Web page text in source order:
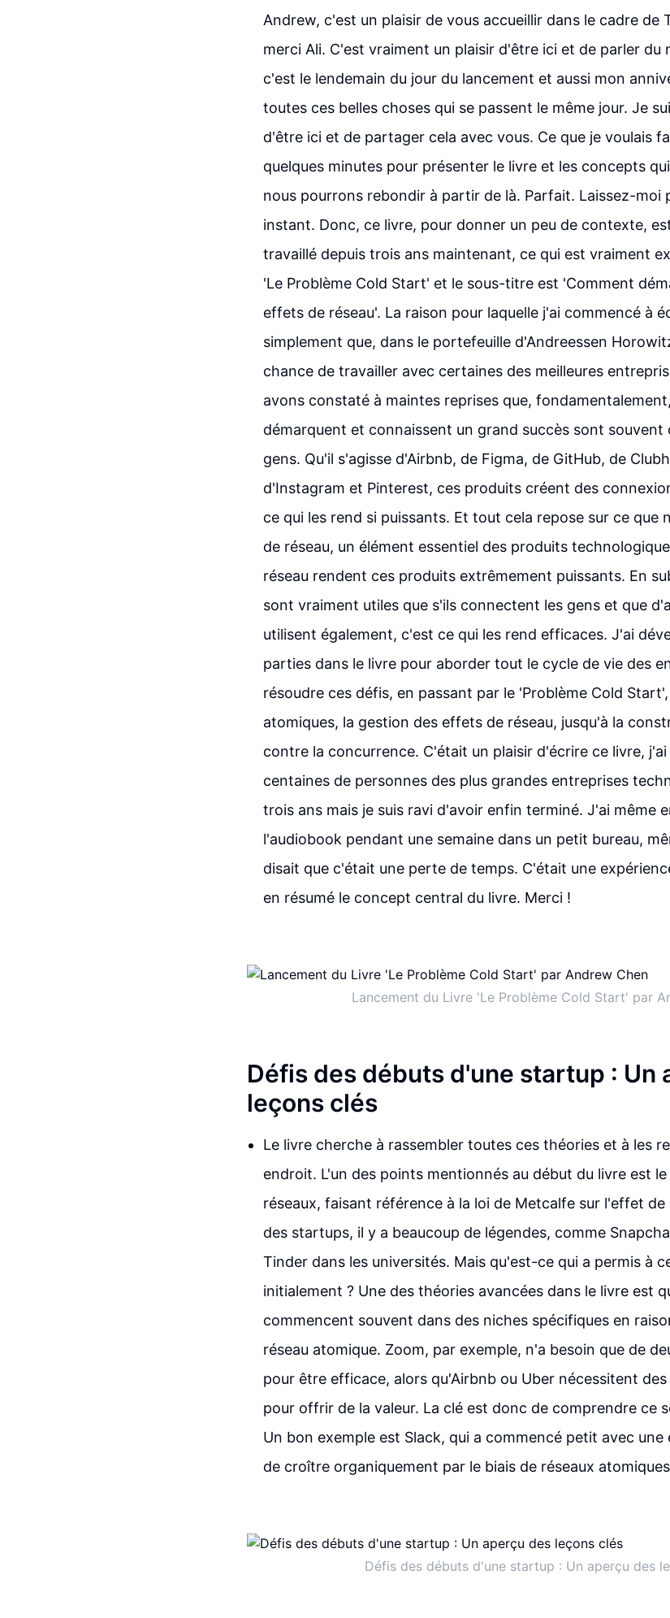
Andrew, c'est un plaisir de vous accueillir dans le cadre de
merci Ali. C'est vraiment un plaisir d'être ici et de parler du
c'est le lendemain du jour du lancement et aussi mon
toutes ces belles choses qui se passent le même jour. Je
d'être ici et de partager cela avec vous. Ce que je voulais
quelques minutes pour présenter le livre et les concepts
nous pourrons rebondir à partir de là. Parfait. Laissez-moi
instant. Donc, ce livre, pour donner un peu de contexte,
travaillé depuis trois ans maintenant, ce qui est vraiment
'Le Problème Cold Start' et le sous-titre est 'Comment
effets de réseau'. La raison pour laquelle j'ai commencé à
simplement que, dans le portefeuille d'Andreessen
chance de travailler avec certaines des meilleures
avons constaté à maintes reprises que,
démarquent et connaissent un grand succès sont
gens. Qu'il s'agisse d'Airbnb, de Figma, de GitHub, de
d'Instagram et Pinterest, ces produits créent des
ce qui les rend si puissants. Et tout cela repose sur ce que
de réseau, un élément essentiel des produits
réseau rendent ces produits extrêmement puissants. En
sont vraiment utiles que s'ils connectent les gens et que
utilisent également, c'est ce qui les rend efficaces. J'ai
parties dans le livre pour aborder tout le cycle de vie des
résoudre ces défis, en passant par le 'Problème Cold
atomiques, la gestion des effets de réseau, jusqu'à la
contre la concurrence. C'était un plaisir d'écrire ce livre,
centaines de personnes des plus grandes entreprises
trois ans mais je suis ravi d'avoir enfin terminé. J'ai même
l'audiobook pendant une semaine dans un petit bureau,
disait que c'était une perte de temps. C'était une
en résumé le concept central du livre. Merci !
Lancement du Livre 'Le Problème Cold Start' par
Défis des débuts d'une startup : Un
leçons clés
Le livre cherche à rassembler toutes ces théories et à les
endroit. L'un des points mentionnés au début du livre est
réseaux, faisant référence à la loi de Metcalfe sur l'effet de
des startups, il y a beaucoup de légendes, comme
Tinder dans les universités. Mais qu'est-ce qui a permis à
initialement ? Une des théories avancées dans le livre est
commencent souvent dans des niches spécifiques en
réseau atomique. Zoom, par exemple, n'a besoin que de
pour être efficace, alors qu'Airbnb ou Uber nécessitent
pour offrir de la valeur. La clé est donc de comprendre ce
Un bon exemple est Slack, qui a commencé petit avec
de croître organiquement par le biais de réseaux
Défis des débuts d'une startup : Un aperçu des